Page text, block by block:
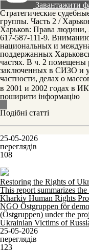
Завантажити
Стратегические
группы. Часть 2 /
Харьков: Права
617-587-111-9.
национальных и
поддержанных
частях. В ч. 2 помещены
заключенных в СИЗО и
частности, делах о
в 2001 и 2002 годах в
поширити інформацію
Подібні статті
25-05-2026
переглядів
108
Restoring the Rights of
This report summarizes
Kharkiv Human Rights
NGO Östgruppen för
(Östgruppen) under the
Ukrainian Victims of
25-05-2026
переглядів
123